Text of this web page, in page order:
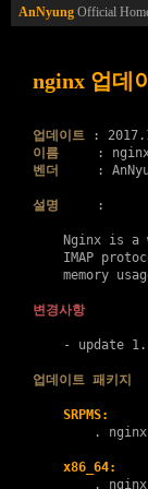
AnNyung Official
nginx 업데
업데이트
이름
벤더
:
설명
     :
Nginx is a
IMAP
memory
변경사항
- update
업데이트 패키지
SRPMS:
        .
x86_64:
        .